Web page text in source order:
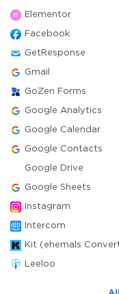
Elementor
Facebook
GetResponse
Gmail
GoZen Forms
Google Analytics
Google Calendar
Google Contacts
Google Drive
Google Sheets
Instagram
Intercom
Kit (ehemals
Leeloo